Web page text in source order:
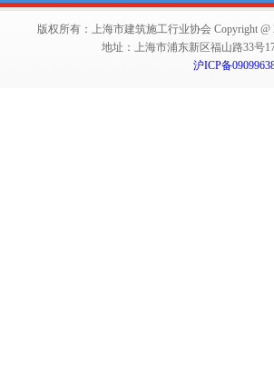
版权所有：上海市建筑施工行业协会 Copyright @
地址：上海市浦东新区福山路33号
沪ICP备